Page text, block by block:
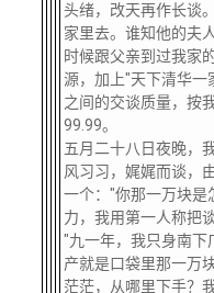
头绪，改天再作长谈
家里去。谁知他的夫
时候跟父亲到过我家
源，加上"天下清华一
之间的交谈质量，按
99.99。
五月二十八日夜晚，
风习习，娓娓而谈，
一个："你那一万块是
力，我用第一人称把
"九一年，我只身南下
产就是口袋里那一万
茫茫，从哪里下手？